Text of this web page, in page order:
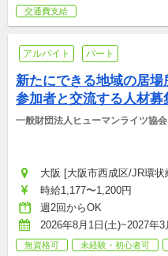
交通費支給
アルバイト パート
新たにできる地域の居場
参加者と交流する人材募
一般財団法人ヒューマンライツ協会
大阪 [大阪市西成区/JR環
時給1,177〜1,200円
週2回からOK
2026年8月1日(土)~2027年3
無資格可 未経験・初心者可